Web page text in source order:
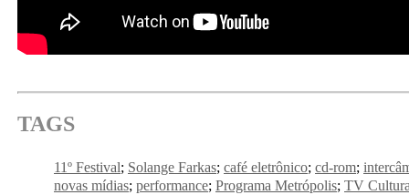
TAGS
11º Festival Solange Farkas café eletrônico cd-rom
novas mídias performance Programa Metrópolis TV